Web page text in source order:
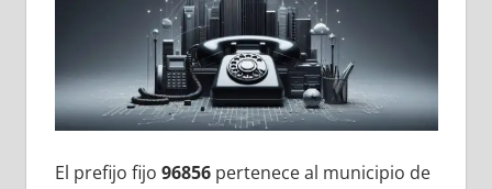
El prefijo fijo 96856pertenece al municipio dе